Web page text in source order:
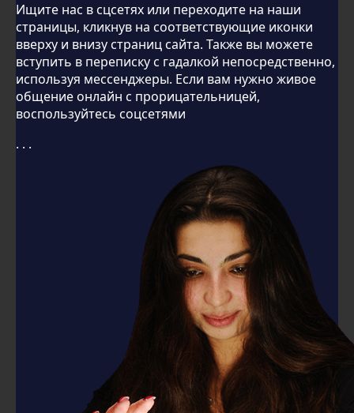
Ищите нас в сцсетях или переходите на наши
страницы, кликнув на соответствующие иконки
вверху и внизу страниц сайта. Также вы можете
вступить в переписку с гадалкой непосредственно,
используя мессенджеры. Если вам нужно живое
общение онлайн с прорицательницей,
воспользуйтесь соцсетями
. . .